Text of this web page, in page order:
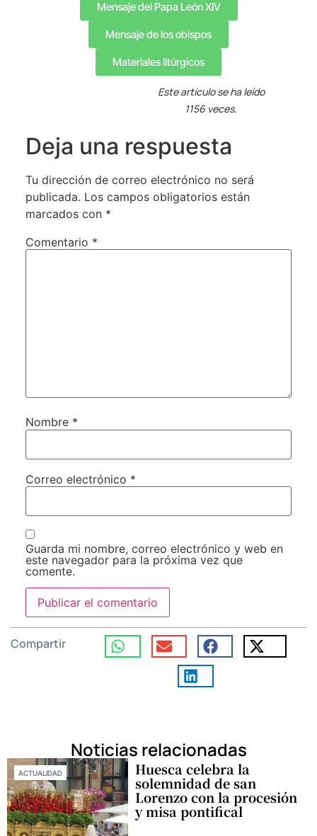
Mensaje del Papa León XIV
Mensaje de los obispos
Materiales litúrgicos
Este artículo se ha leído
1156 veces.
Deja una respuesta
Tu dirección de correo electrónico no será
publicada. Los campos obligatorios están
marcados con *
Comentario *
Nombre *
Correo electrónico *
Guarda mi nombre, correo electrónico y web en
este navegador para la próxima vez que
comente.
Compartir
Noticias relacionadas
ACTUALIDAD Huesca celebra la
solemnidad de san
Lorenzo con la procesión
y misa pontifical